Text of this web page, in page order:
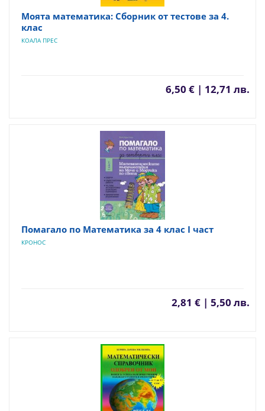
Моята математика: Сборник от тестове за 4.
клас
КОАЛА ПРЕС
6,50 € | 12,71 лв.
Помагало по Математика за 4 клас I част
КРОНОС
2,81 € | 5,50 лв.